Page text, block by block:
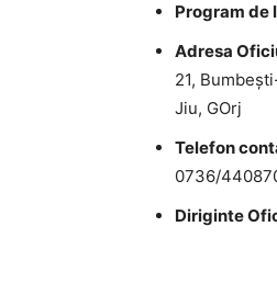
Program de
Adresa
21,
Jiu, GOrj
Telefon
0736/
Diriginte